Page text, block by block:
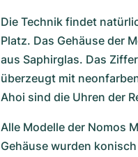
Die Technik findet
Platz. Das Gehäuse der
aus Saphirglas. Das
überzeugt mit
Ahoi sind die Uhren der
Alle Modelle der Nomos
Gehäuse wurden